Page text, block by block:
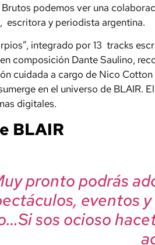
podemos ver una
escritora y periodista argentina.
integrado por 13 tracks
composición Dante Saulino,
cuidada a cargo de Nico
en el universo de BLAIR.
digitales.
BLAIR
pronto podrás
eventos
sos ocioso